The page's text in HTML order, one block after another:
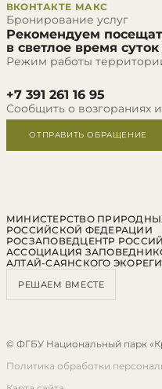
ВКОНТАКТЕ МАКС
Бронирование услуг
Рекомендуем
в светлое время суток
Режим работы
+7 391 261 16 95
Сообщить о возгораниях
ОТПРАВИТЬ ОБРАЩЕНИЕ
МИНИСТЕРСТВО
РОССИЙСКОЙ ФЕДЕРАЦИИ
РОСЗАПОВЕДЦЕНТР
АССОЦИАЦИЯ
АЛТАЙ-САЯНСКОГО
РЕШАЕМ ВМЕСТЕ
© ФГБУ Национальный парк
Политика обработки